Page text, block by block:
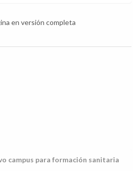
en versión completa
campus para formación sanitaria